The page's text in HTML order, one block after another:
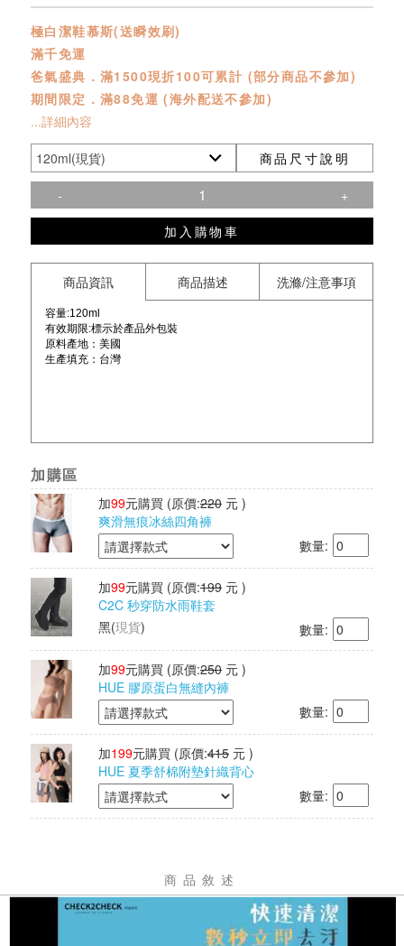
極白潔鞋慕斯(送瞬效刷)
滿千免運
爸氣盛典．滿1500現折100可累計 (部分商品不參加)
期間限定．滿88免運 (海外配送不參加)
...詳細內容
商品尺寸說明
-
+
加入購物車
商品資訊 商品描述 洗滌/注意事項
容量:120ml
有效期限:標示於產品外包裝
原料產地：美國
生產填充：台灣
加購區
加99元購買 (原價:220 元 )
爽滑無痕冰絲四角褲
數量:
加99元購買 (原價:199 元 )
C2C 秒穿防水雨鞋套
黑(現貨) 數量:
加99元購買 (原價:250 元 )
HUE 膠原蛋白無縫內褲
數量:
加199元購買 (原價:415 元 )
HUE 夏季舒棉附墊針織背心
數量:
商品敘述